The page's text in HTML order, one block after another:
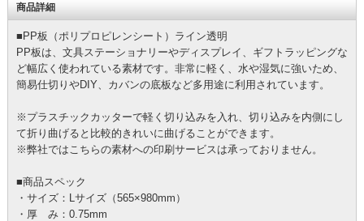
商品詳細
■PP板（ポリプロピレンシート）ライン透明
PP板は、文具ステーショナリーやディスプレイ、ギフトラッピングな
ど幅広く使われている素材です。非常に軽く、水や湿気に強いため、
簡易仕切りやDIY、カバンの底板など多用途に利用されています。
※プラスチックカッターで軽く切り込みを入れ、切り込みを内側にし
て折り曲げると比較的きれいに曲げることができます。
※弊社ではこちらの素材への印刷サービスは承っておりません。
■商品スペック
・サイズ：Lサイズ（565×980mm）
・厚 み：0.75mm